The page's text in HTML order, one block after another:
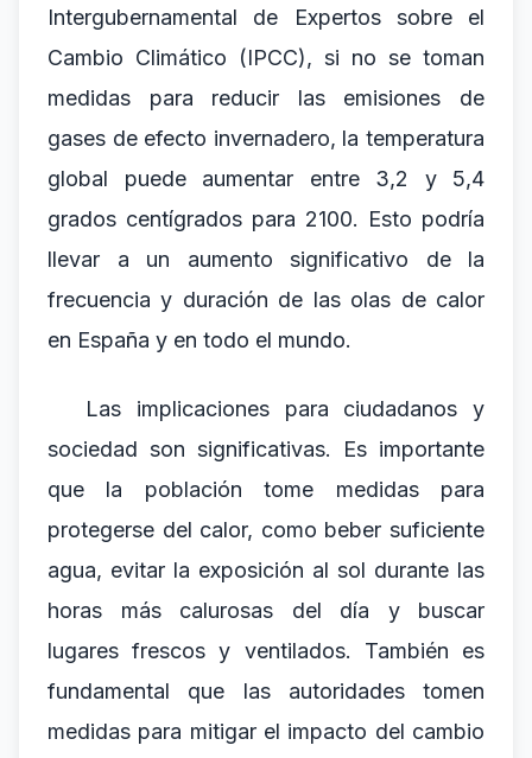
Intergubernamental de Expertos sobre el
Cambio Climático (IPCC), si no se toman
medidas para reducir las emisiones de
gases de efecto invernadero, la temperatura
global puede aumentar entre 3,2 y 5,4
grados centígrados para 2100. Esto podría
llevar a un aumento significativo de la
frecuencia y duración de las olas de calor
en España y en todo el mundo.
Las implicaciones para ciudadanos y
sociedad son significativas. Es importante
que la población tome medidas para
protegerse del calor, como beber suficiente
agua, evitar la exposición al sol durante las
horas más calurosas del día y buscar
lugares frescos y ventilados. También es
fundamental que las autoridades tomen
medidas para mitigar el impacto del cambio